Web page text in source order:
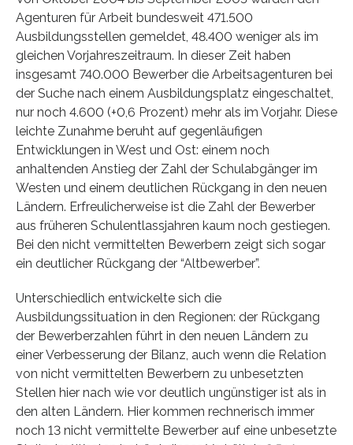
Agenturen für Arbeit bundesweit 471.500
Ausbildungsstellen gemeldet, 48.400 weniger als im
gleichen Vorjahreszeitraum. In dieser Zeit haben
insgesamt 740.000 Bewerber die Arbeitsagenturen bei
der Suche nach einem Ausbildungsplatz eingeschaltet,
nur noch 4.600 (+0,6 Prozent) mehr als im Vorjahr. Diese
leichte Zunahme beruht auf gegenläufigen
Entwicklungen in West und Ost: einem noch
anhaltenden Anstieg der Zahl der Schulabgänger im
Westen und einem deutlichen Rückgang in den neuen
Ländern. Erfreulicherweise ist die Zahl der Bewerber
aus früheren Schulentlassjahren kaum noch gestiegen.
Bei den nicht vermittelten Bewerbern zeigt sich sogar
ein deutlicher Rückgang der “Altbewerber”.
Unterschiedlich entwickelte sich die
Ausbildungssituation in den Regionen: der Rückgang
der Bewerberzahlen führt in den neuen Ländern zu
einer Verbesserung der Bilanz, auch wenn die Relation
von nicht vermittelten Bewerbern zu unbesetzten
Stellen hier nach wie vor deutlich ungünstiger ist als in
den alten Ländern. Hier kommen rechnerisch immer
noch 13 nicht vermittelte Bewerber auf eine unbesetzte